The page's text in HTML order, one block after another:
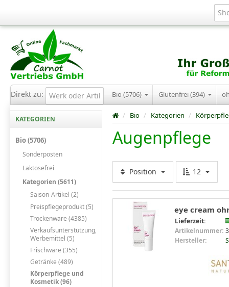
Direkt zu: Bio (5706) Glutenfrei (394)
KATEGORIEN
Bio (5706)
Sonderposten
Laktosefrei
Kategorien (5611)
Saison-Artikel (2)
Preispflegeprodukt (5)
Trockenware (4385)
Verkaufsunterstützung,
Werbemittel (5)
Frischware (355)
Getränke (489)
Körperpflege und
Kosmetik (96)
/ Bio / Kategorien /
Augenpflege
Position 12
eye cream
Lieferzeit:
Artikelnummer:
Hersteller: